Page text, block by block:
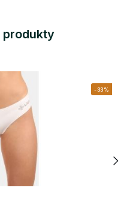
produkty
-33%